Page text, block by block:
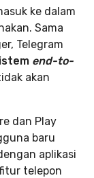
ke dalam
Sama
Telegram
end-to-
akan
dan Play
baru
aplikasi
telepon